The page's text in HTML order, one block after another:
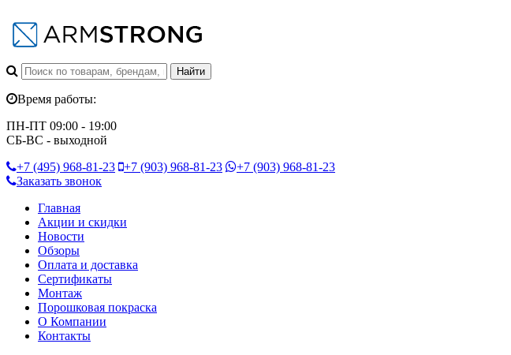
Время работы:
ПН-ПТ 09:00 - 19:00
СБ-ВС - выходной
+7 (495) 968-81-23 +7 (903) 968-81-23 +7 (903) 968-81-23
Заказать звонок
Главная
Акции и скидки
Новости
Обзоры
Оплата и доставка
Сертификаты
Монтаж
Порошковая покраска
О Компании
Контакты